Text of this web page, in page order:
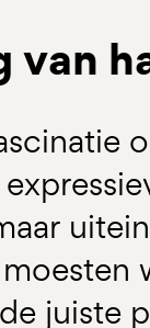
van
juiste